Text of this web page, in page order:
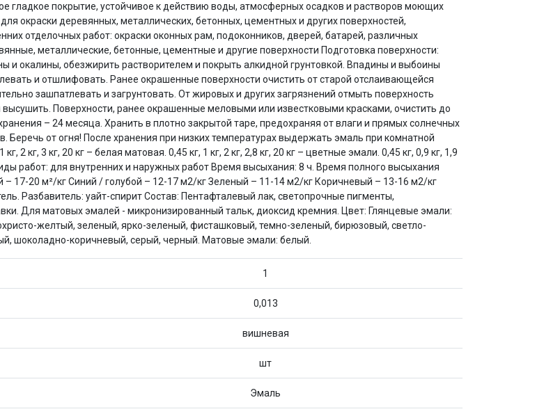
гладкое покрытие, устойчивое к действию воды, атмосферных осадков и растворов моющих
окраски деревянных, металлических, бетонных, цементных и других поверхностей,
отделочных работ: окраски оконных рам, подоконников, дверей, батарей, различных
металлические, бетонные, цементные и другие поверхности Подготовка поверхности:
и окалины, обезжирить растворителем и покрыть алкидной грунтовкой. Впадины и выбоины
и отшлифовать. Ранее окрашенные поверхности очистить от старой отслаивающейся
зашпатлевать и загрунтовать. От жировых и других загрязнений отмыть поверхность
Поверхности, ранее окрашенные меловыми или известковыми красками, очистить до
– 24 месяца. Хранить в плотно закрытой таре, предохраняя от влаги и прямых солнечных
Беречь от огня! После хранения при низких температурах выдержать эмаль при комнатной
2 кг, 3 кг, 20 кг – белая матовая. 0,45 кг, 1 кг, 2 кг, 2,8 кг, 20 кг – цветные эмали. 0,45 кг, 0,9 кг, 1,9
работ: для внутренних и наружных работ Время высыхания: 8 ч. Время полного высыхания
17-20 м²/кг Синий / голубой – 12-17 м2/кг Зеленый – 11-14 м2/кг Коричневый – 13-16 м2/кг
Разбавитель: уайт-спирит Состав: Пентафталевый лак, светопрочные пигменты,
Для матовых эмалей - микронизированный тальк, диоксид кремния. Цвет: Глянцевые эмали:
желтый, зеленый, ярко-зеленый, фисташковый, темно-зеленый, бирюзовый, светло-
шоколадно-коричневый, серый, черный. Матовые эмали: белый.
1
0,013
вишневая
шт
Эмаль
75% будутсписываться
по25%каждые 2 недели
оплате Плайтом
25
раз в 2
Остались вопросы?
8 800 302-02-51